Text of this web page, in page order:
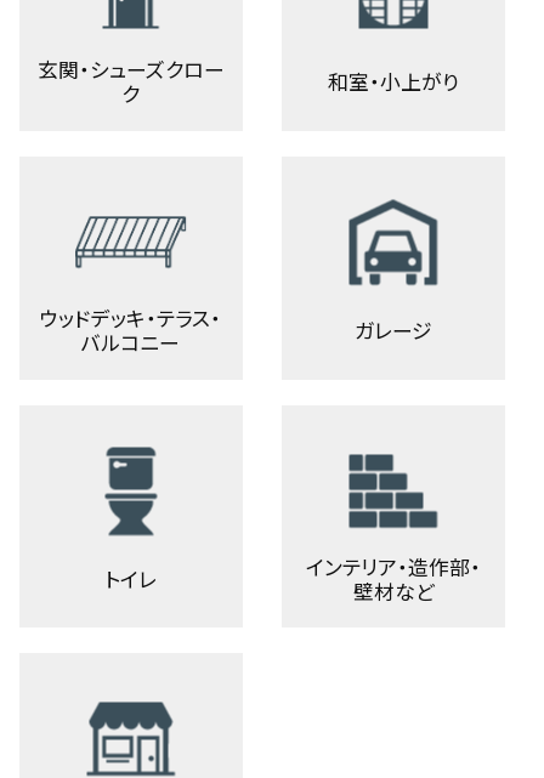
玄関・シューズクロー
ク
和室・小上がり
ウッドデッキ・テラス・
バルコニー
ガレージ
トイレ
インテリア・造作部・
壁材など